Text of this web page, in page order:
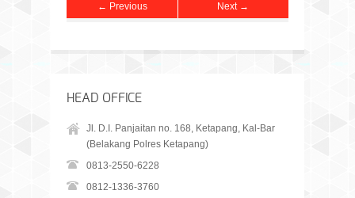
← Previous Next →
HEAD OFFICE
Jl. D.I. Panjaitan no. 168, Ketapang, Kal-Bar
(Belakang Polres Ketapang)
0813-2550-6228
0812-1336-3760